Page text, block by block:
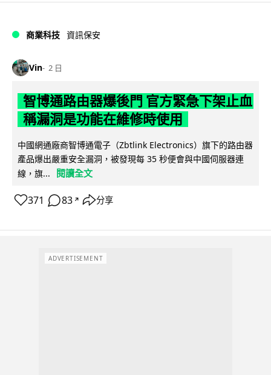
商業科技 資訊保安
Vin 2 日
智博通路由器爆後門 官方緊急下架止血
稱漏洞是功能在維修時使用
中國網通廠商智博通電子（Zbtlink Electronics）旗下的路由器
產品爆出嚴重安全漏洞，被發現每 35 秒便會與中國伺服器連
線，旗...
閱讀全文
371 83 ↗ 分享
ADVERTISEMENT